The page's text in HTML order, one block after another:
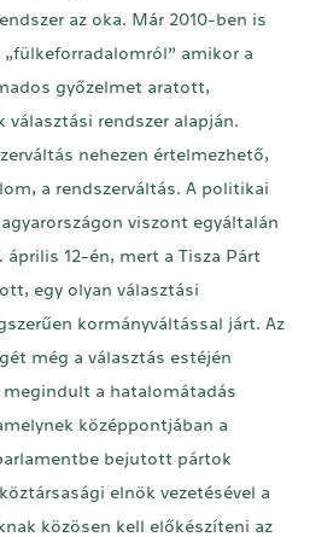
az oka. Már 2010-ben is
amikor a
győzelmet aratott,
választási rendszer alapján.
nehezen értelmezhető,
a rendszerváltás. A politikai
viszont egyáltalán
12-én, mert a Tisza Párt
egy olyan választási
kormányváltással járt. Az
még a választás estéjén
a hatalomátadás
középpontjában a
bejutott pártok
elnök vezetésével a
közösen kell előkészíteni az